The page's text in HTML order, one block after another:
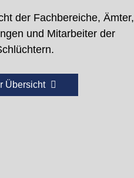
der Fachbereiche, Ämter,
und Mitarbeiter der
Übersicht